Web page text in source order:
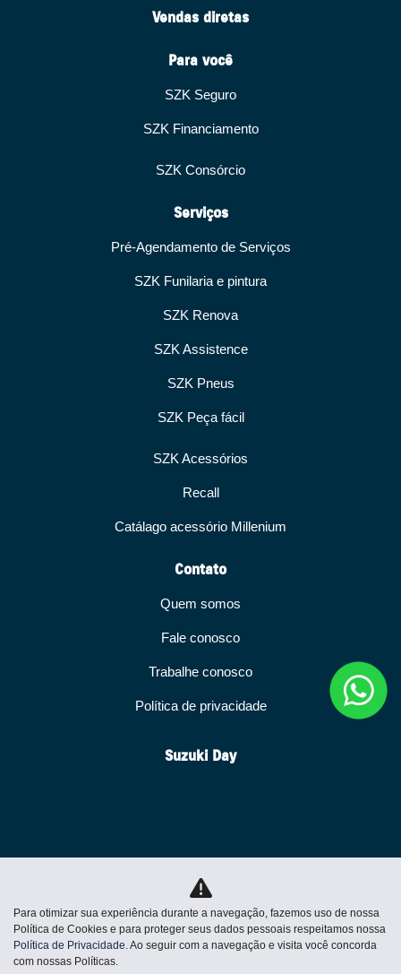
Vendas diretas
Para você
SZK Seguro
SZK Financiamento
SZK Consórcio
Serviços
Pré-Agendamento de Serviços
SZK Funilaria e pintura
SZK Renova
SZK Assistence
SZK Pneus
SZK Peça fácil
SZK Acessórios
Recall
Catálago acessório Millenium
Contato
Quem somos
Fale conosco
Trabalhe conosco
Política de privacidade
Suzuki Day
Para otimizar sua experiência durante a navegação, fazemos uso de nossa
Política de Cookies e para proteger seus dados pessoais respeitamos nossa
Política de Privacidade. Ao seguir com a navegação e visita você concorda
com nossas Políticas.